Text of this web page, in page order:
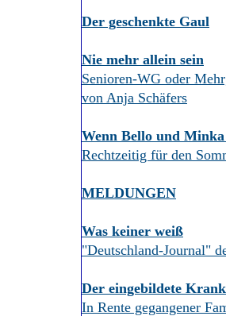
Der geschenkte Gaul
Nie mehr allein sein
Senioren-WG oder
von Anja Schäfers
Wenn Bello und
Rechtzeitig für den
MELDUNGEN
Was keiner weiß
"Deutschland-Journal"
Der eingebildete
In Rente gegangener